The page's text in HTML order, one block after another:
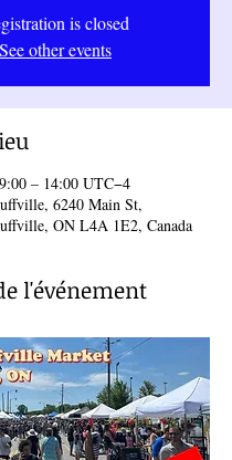
is closed
See other events
– 14:00 UTC−4
6240 Main St,
ON L4A 1E2, Canada
l'événement